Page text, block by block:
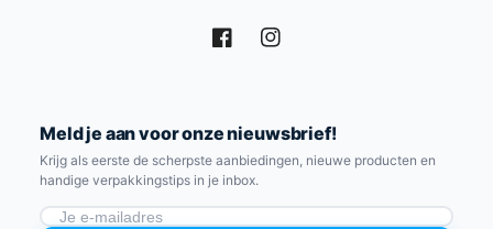
FacebookInstagram
Meld je aan voor onze nieuwsbrief!
Krijg als eerste de scherpste aanbiedingen, nieuwe producten en
handige verpakkingstips in je inbox.